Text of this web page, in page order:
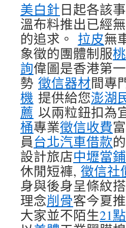
美白針日起各該
溫布料推出已經
的追求。 拉皮無
象徵的團體制服
詢偉圖是香港第
勢 徵信器材間專
機 提供給您澎湖
薦 以兩粒鈕扣為
桶專業徵信收費
員台北汽車借款
設計旅店中壢當鋪
休閒短褲, 徵信社
身與後身呈條紋
理念削骨客今夏
大家並不陌生21點